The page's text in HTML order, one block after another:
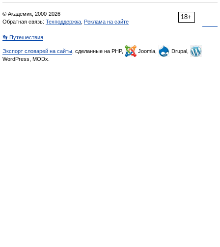
18+
© Академик, 2000-2026
Обратная связь: Техподдержка Реклама на сайте
👣 Путешествия
Экспорт словарей на сайты , сделанные на PHP, Joomla,
Drupal,
WordPress, MODx.